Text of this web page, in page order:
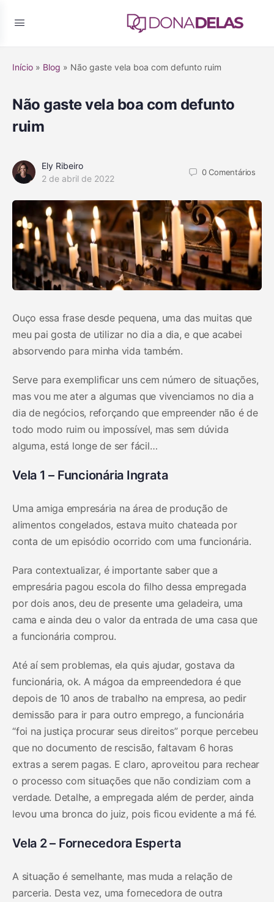
Início » Blog » Não gaste vela boa com defunto ruim
Não gaste vela boa com defunto
ruim
Ely Ribeiro
2 de abril de 2022
0Comentários
Ouço essa frase desde pequena, uma das muitas que
meu pai gosta de utilizar no dia a dia, e que acabei
absorvendo para minha vida também.
Serve para exemplificar uns cem número de situações,
mas vou me ater a algumas que vivenciamos no dia a
dia de negócios, reforçando que empreender não é de
todo modo ruim ou impossível, mas sem dúvida
alguma, está longe de ser fácil…
Vela 1 – Funcionária Ingrata
Uma amiga empresária na área de produção de
alimentos congelados, estava muito chateada por
conta de um episódio ocorrido com uma funcionária.
Para contextualizar, é importante saber que a
empresária pagou escola do filho dessa empregada
por dois anos, deu de presente uma geladeira, uma
cama e ainda deu o valor da entrada de uma casa que
a funcionária comprou.
Até aí sem problemas, ela quis ajudar, gostava da
funcionária, ok. A mágoa da empreendedora é que
depois de 10 anos de trabalho na empresa, ao pedir
demissão para ir para outro emprego, a funcionária
“foi na justiça procurar seus direitos” porque percebeu
que no documento de rescisão, faltavam 6 horas
extras a serem pagas. E claro, aproveitou para rechear
o processo com situações que não condiziam com a
verdade. Detalhe, a empregada além de perder, ainda
levou uma bronca do juiz, pois ficou evidente a má fé.
Vela 2 – Fornecedora Esperta
A situação é semelhante, mas muda a relação de
parceria. Desta vez, uma fornecedora de outra